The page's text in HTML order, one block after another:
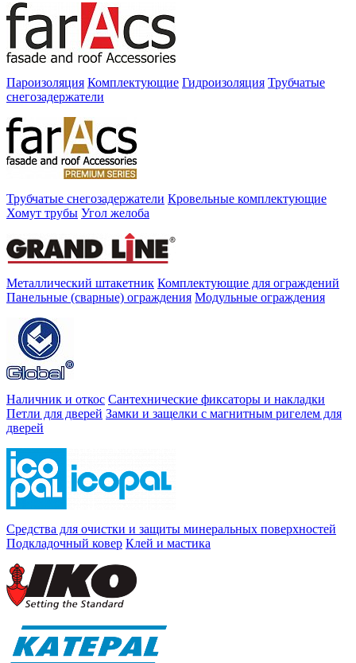
Пароизоляция Комплектующие Гидроизоляция Трубчатые
снегозадержатели
Трубчатые снегозадержатели Кровельные комплектующие
Хомут трубы Угол желоба
Металлический штакетник Комплектующие для ограждений
Панельные (сварные) ограждения Модульные ограждения
Наличник и откос Сантехнические фиксаторы и накладки
Петли для дверей Замки и защелки с магнитным ригелем для
дверей
Средства для очистки и защиты минеральных поверхностей
Подкладочный ковер Клей и мастика